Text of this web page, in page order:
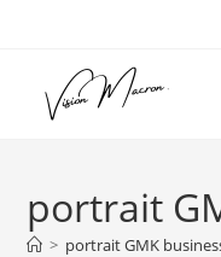
portrait
> portrait GMK